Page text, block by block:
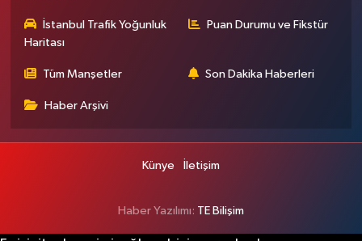
İstanbul Trafik Yoğunluk
Haritası
Puan Durumu ve Fikstür
Tüm Manşetler Son Dakika Haberleri
Haber Arşivi
Künye İletişim
Haber Yazılımı: TE Bilişim